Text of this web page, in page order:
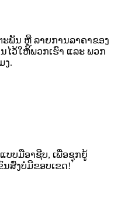
ພັນ ຫຼື ລາຍການລາຄາຂອງ
ໄວ້ໃຫ້ພວກເຮົາ ແລະ ພວກ
ງ.
ແບບມືອາຊີບ, ເພື່ອຊຸກຍູ້
ນສົ່ງບໍ່ມີຂອບເຂດ!